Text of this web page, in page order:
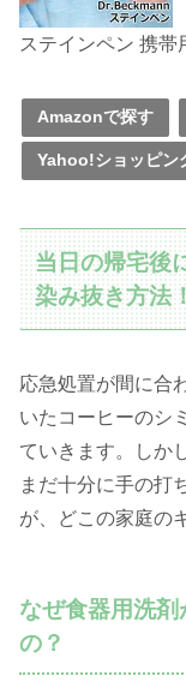
ステインペン 携帯
Amazonで探す
Yahoo!ショッピン
当日の帰宅後
染み抜き方法
応急処置が間に合
いたコーヒーのシ
ていきます。しか
まだ十分に手の打
が、どこの家庭の
なぜ食器用洗
の？